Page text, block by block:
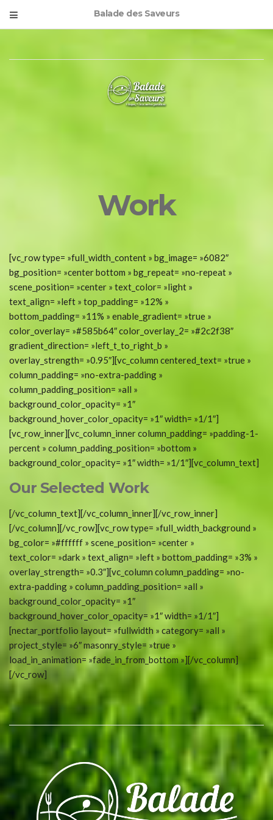
Balade des Saveurs
Work
[vc_row type= »full_width_content » bg_image= »6082″
bg_position= »center bottom » bg_repeat= »no-repeat »
scene_position= »center » text_color= »light »
text_align= »left » top_padding= »12% »
bottom_padding= »11% » enable_gradient= »true »
color_overlay= »#585b64″ color_overlay_2= »#2c2f38″
gradient_direction= »left_t_to_right_b »
overlay_strength= »0.95″][vc_column centered_text= »true »
column_padding= »no-extra-padding »
column_padding_position= »all »
background_color_opacity= »1″
background_hover_color_opacity= »1″ width= »1/1″]
[vc_row_inner][vc_column_inner column_padding= »padding-1-
percent » column_padding_position= »bottom »
background_color_opacity= »1″ width= »1/1″][vc_column_text]
Our Selected Work
[/vc_column_text][/vc_column_inner][/vc_row_inner]
[/vc_column][/vc_row][vc_row type= »full_width_background »
bg_color= »#ffffff » scene_position= »center »
text_color= »dark » text_align= »left » bottom_padding= »3% »
overlay_strength= »0.3″][vc_column column_padding= »no-
extra-padding » column_padding_position= »all »
background_color_opacity= »1″
background_hover_color_opacity= »1″ width= »1/1″]
[nectar_portfolio layout= »fullwidth » category= »all »
project_style= »6″ masonry_style= »true »
load_in_animation= »fade_in_from_bottom »][/vc_column]
[/vc_row]